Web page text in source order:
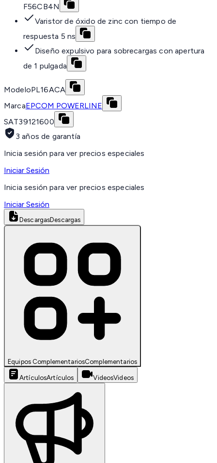
F56CB4N
Varistor de óxido de zinc con tiempo de
respuesta 5 ns
Diseño expulsivo para sobrecargas con apertura
de 1 pulgada
ModeloPL16ACA
MarcaEPCOM POWERLINE
SAT39121600
3 años de garantía
Inicia sesión para ver precios especiales
Iniciar Sesión
Inicia sesión para ver precios especiales
Iniciar Sesión
DescargasDescargas
Equipos ComplementariosComplementarios
ArtículosArtículos VideosVideos